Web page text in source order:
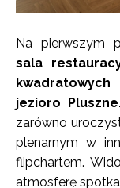
Na pierwszym
sala
jezioro
zarówno
plenarnym w
flipchartem.
atmosferę